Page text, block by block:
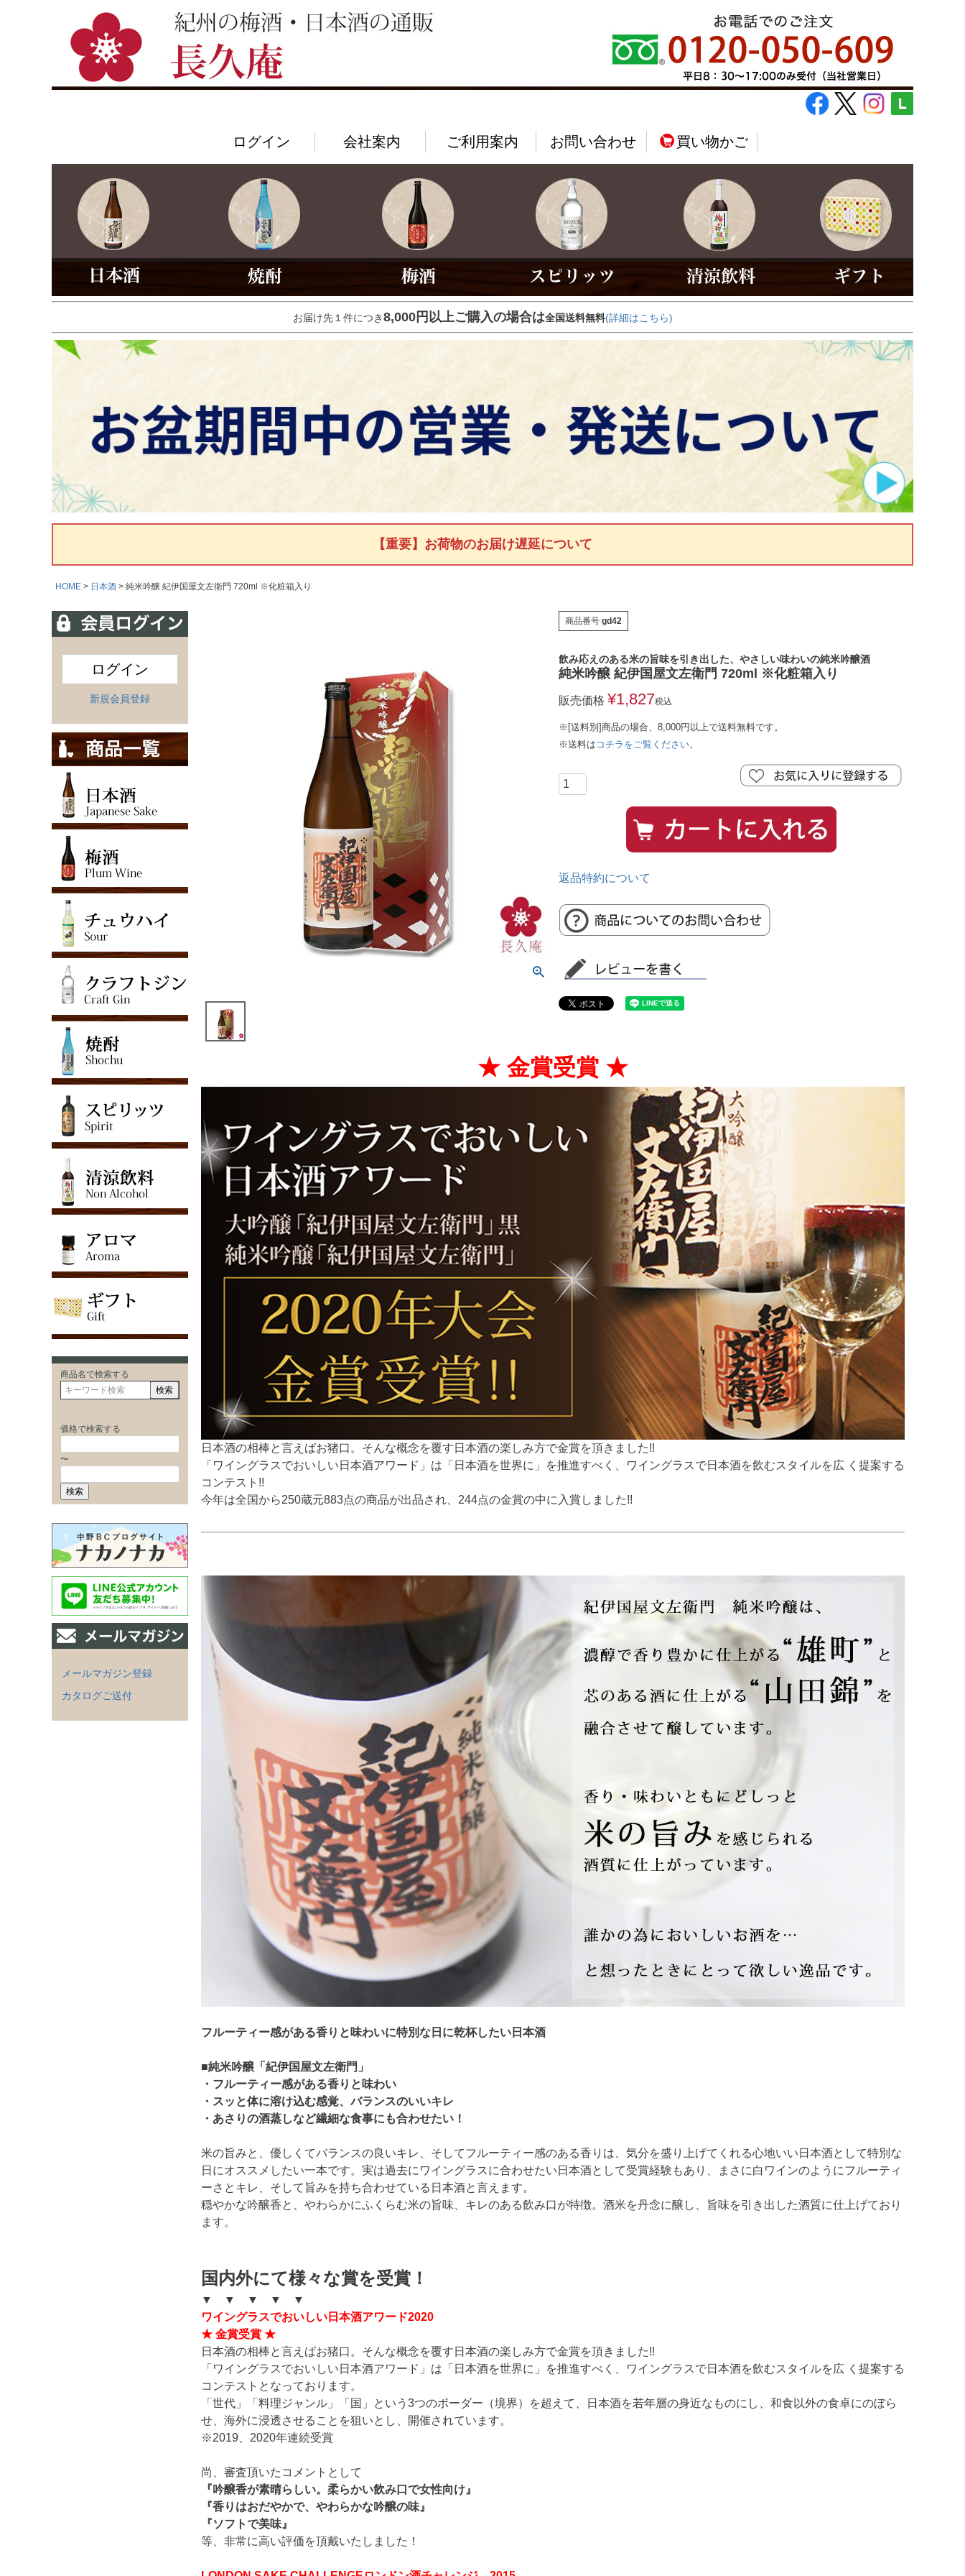
ログイン 会社案内 ご利用案内 お問い合わせ 買い物かご
お届け先１件につき8,000円以上ご購入の場合は全国送料無料(詳細はこちら)
【重要】お荷物のお届け遅延について
HOME 日本酒 純米吟醸 紀伊国屋文左衛門 720ml ※化粧箱入り
ログイン
新規会員登録
商品名で検索する
検索
価格で検索する
〜
検索
メールマガジン登録
カタログご送付
商品番号 gd42
飲み応えのある米の旨味を引き出した、やさしい味わいの純米吟醸酒
純米吟醸 紀伊国屋文左衛門 720ml ※化粧箱入り
販売価格 ¥1,827税込
※[送料別]商品の場合、8,000円以上で送料無料です。
※送料は コチラをご覧ください。
返品特約について
★ 金賞受賞 ★
日本酒の相棒と言えばお猪口。そんな概念を覆す日本酒の楽しみ方で金賞を頂きました!!
「ワイングラスでおいしい日本酒アワード」は「日本酒を世界に」を推進すべく、ワイングラスで日本酒を飲むスタイルを広 く提案する
コンテスト!!
今年は全国から250蔵元883点の商品が出品され、244点の金賞の中に入賞しました!!
フルーティー感がある香りと味わいに特別な日に乾杯したい日本酒
■純米吟醸「紀伊国屋文左衛門」
・フルーティー感がある香りと味わい
・スッと体に溶け込む感覚、バランスのいいキレ
・あさりの酒蒸しなど繊細な食事にも合わせたい！
米の旨みと、優しくてバランスの良いキレ、そしてフルーティー感のある香りは、気分を盛り上げてくれる心地いい日本酒として特別な
日にオススメしたい一本です。実は過去にワイングラスに合わせたい日本酒として受賞経験もあり、まさに白ワインのようにフルーティ
ーさとキレ、そして旨みを持ち合わせている日本酒と言えます。
穏やかな吟醸香と、やわらかにふくらむ米の旨味、キレのある飲み口が特徴。酒米を丹念に醸し、旨味を引き出した酒質に仕上げており
ます。
国内外にて様々な賞を受賞！
▼ ▼ ▼ ▼ ▼
ワイングラスでおいしい日本酒アワード2020
★ 金賞受賞 ★
日本酒の相棒と言えばお猪口。そんな概念を覆す日本酒の楽しみ方で金賞を頂きました!!
「ワイングラスでおいしい日本酒アワード」は「日本酒を世界に」を推進すべく、ワイングラスで日本酒を飲むスタイルを広 く提案する
コンテストとなっております。
「世代」「料理ジャンル」「国」という3つのボーダー（境界）を超えて、日本酒を若年層の身近なものにし、和食以外の食卓にのぼら
せ、海外に浸透させることを狙いとし、開催されています。
※2019、2020年連続受賞
尚、審査頂いたコメントとして
『吟醸香が素晴らしい。柔らかい飲み口で女性向け』
『香りはおだやかで、やわらかな吟醸の味』
『ソフトで美味』
等、非常に高い評価を頂戴いたしました！